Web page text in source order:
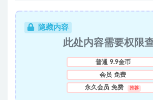
隐藏内容
此处内容需要权限
普通 9.9金币
会员 免费
永久会员 免费 推荐